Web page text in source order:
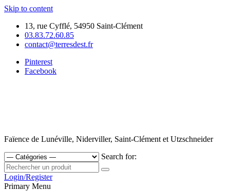
Skip to content
13, rue Cyfflé, 54950 Saint-Clément
03.83.72.60.85
contact@terresdest.fr
Pinterest
Facebook
Faïence de Lunéville, Niderviller, Saint-Clément et Utzschneider
Search for:
Login/Register
Primary Menu